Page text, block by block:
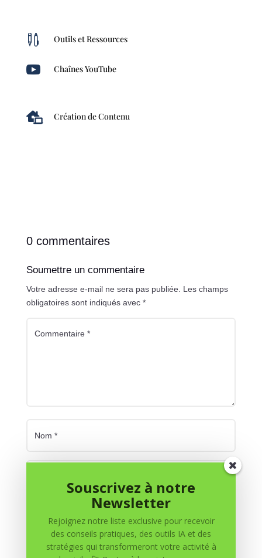
 Outils et Ressources
 Chaînes YouTube
 Création de Contenu
0 commentaires
Soumettre un commentaire
Votre adresse e-mail ne sera pas publiée. Les champs
obligatoires sont indiqués avec *
Enregistrer mon nom, mon e-mail et mon site dans
Souscrivez à notre
Newsletter
Rejoignez notre liste exclusive pour recevoir
des conseils pratiques, des outils IA et des
stratégies qui transformeront votre activité à